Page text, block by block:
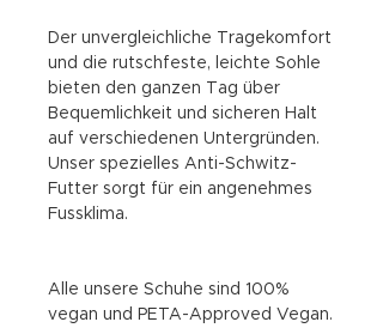
Der unvergleichliche Tragekomfort
und die rutschfeste, leichte Sohle
bieten den ganzen Tag über
Bequemlichkeit und sicheren Halt
auf verschiedenen Untergründen.
Unser spezielles Anti-Schwitz-
Futter sorgt für ein angenehmes
Fussklima.
Alle unsere Schuhe sind 100%
vegan und PETA-Approved Vegan.